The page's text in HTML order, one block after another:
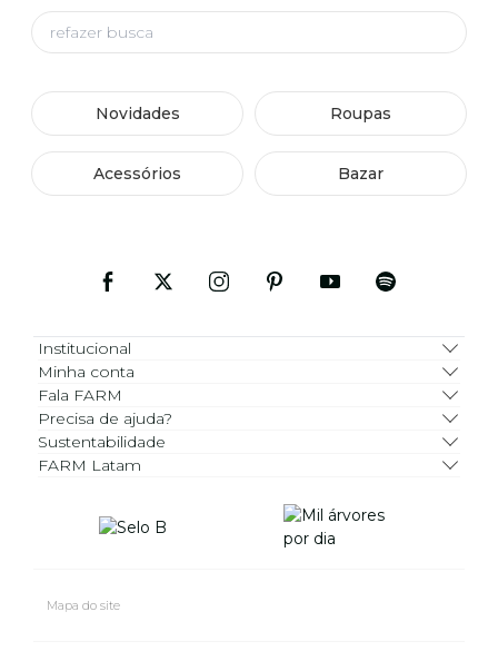
Novidades Roupas
Acessórios Bazar
Institucional
Minha conta
Fala FARM
Precisa de ajuda?
Sustentabilidade
FARM Latam
Mapa do site